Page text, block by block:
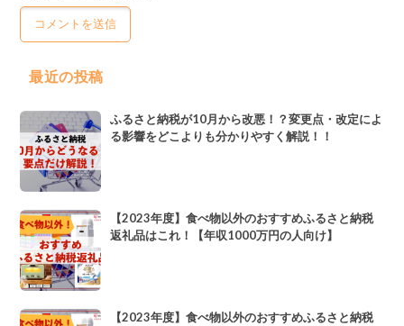
最近の投稿
ふるさと納税が10月から改悪！？変更点・改定によ
る影響をどこよりも分かりやすく解説！！
【2023年度】食べ物以外のおすすめふるさと納税
返礼品はこれ！【年収1000万円の人向け】
【2023年度】食べ物以外のおすすめふるさと納税